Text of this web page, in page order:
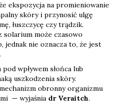
ekspozycja na promieniowanie
skóry i przynosić ulgę
łuszczycę czy trądzik.
solarium może czasowo
jednak nie oznacza to, że jest
wpływem słońca lub
uszkodzenia skóry.
obronny organizmu
— wyjaśnia dr Veraitch.